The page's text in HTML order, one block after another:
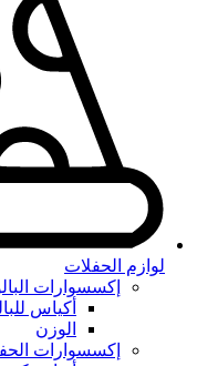
لوازم الحفلات
إكسسوارات
أكياس
الوزن
إكسسوارات